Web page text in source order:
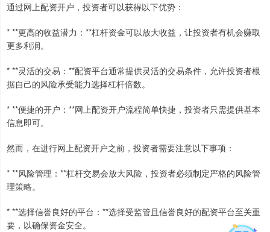
通过网上配资开户，投资者可以获得以下优势：
* **更高的收益潜力：**杠杆资金可以放大收益，让投资者有机会赚取
更多利润。
* **灵活的交易：**配资平台通常提供灵活的交易条件，允许投资者根
据自己的风险承受能力选择杠杆倍数。
* **便捷的开户：**网上配资开户流程简单快捷，投资者只需提供基本
信息即可。
然而，在进行网上配资开户之前，投资者需要注意以下事项：
* **风险管理：**杠杆交易会放大风险，投资者必须制定严格的风险管
理策略。
* **选择信誉良好的平台：**选择受监管且信誉良好的配资平台至关重
要，以确保资金安全。